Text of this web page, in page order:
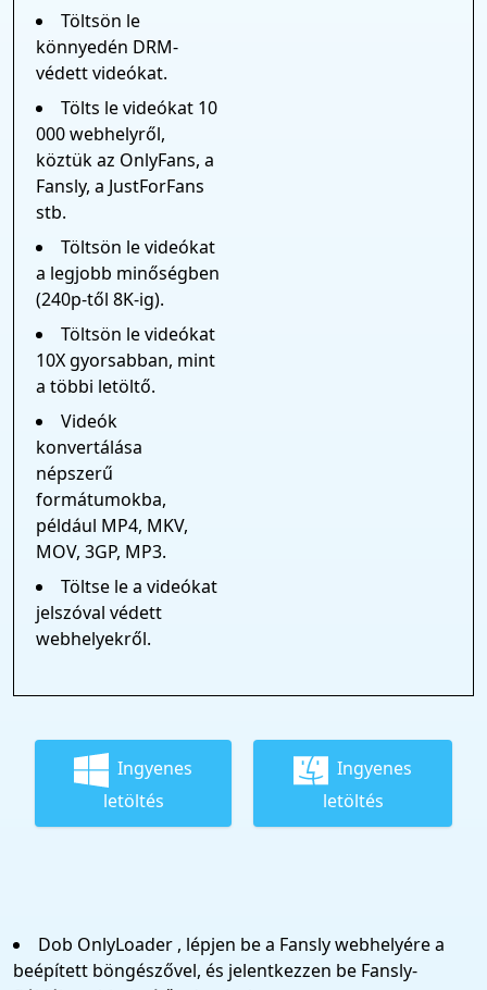
Töltsön le
könnyedén DRM-
védett videókat.
Tölts le videókat 10
000 webhelyről,
köztük az OnlyFans, a
Fansly, a JustForFans
stb.
Töltsön le videókat
a legjobb minőségben
(240p-től 8K-ig).
Töltsön le videókat
10X gyorsabban, mint
a többi letöltő.
Videók
konvertálása
népszerű
formátumokba,
például MP4, MKV,
MOV, 3GP, MP3.
Töltse le a videókat
jelszóval védett
webhelyekről.
Ingyenes
letöltés
Ingyenes
letöltés
Dob OnlyLoader , lépjen be a Fansly webhelyére a
beépített böngészővel, és jelentkezzen be Fansly-